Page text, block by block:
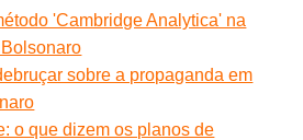
'Cambridge Analytica' na
sobre a propaganda em
o que dizem os planos de